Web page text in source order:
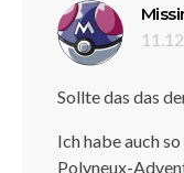
Sollte das das
Ich habe auch
Polyneux-